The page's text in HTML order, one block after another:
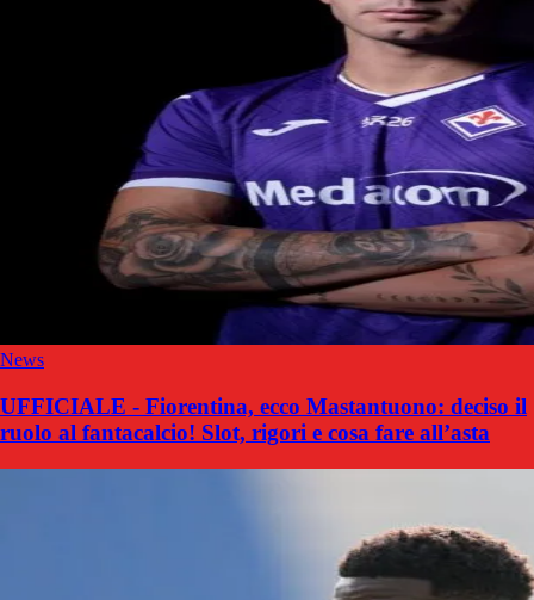
News
UFFICIALE - Fiorentina, ecco Mastantuono: deciso il
ruolo al fantacalcio! Slot, rigori e cosa fare all’asta